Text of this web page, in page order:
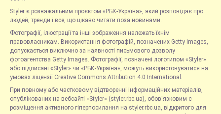
Styler є розважальним проєктом «РБК-Україна», який розповідає про
людей, тренди і все, що цікаво читати поза новинами.
Фотографії, ілюстрації та інші зображення належать їхнім
правовласникам. Використання фотографій, позначених Getty Images,
допускається виключно за наявності письмового дозволу
фотоагентства Getty Images. Фотографії, позначені логотипом «Styler»
або підписані «Styler» чи «РБК-Україна», можуть використовуватися на
умовах ліцензії Creative Commons Attribution 4.0 International.
При повному або частковому відтворенні інформаційних матеріалів,
опублікованих на вебсайті «Styler» (styler.rbc.ua), обов'язковим є
розміщення активного гіперпосилання на styler.rbc.ua, відкритого для